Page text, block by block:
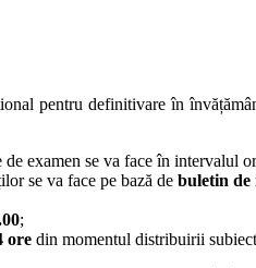
pentru definitivare în
de examen se va face în intervalul
se va face pe bază de buletin de
;
ore din momentul distribuirii